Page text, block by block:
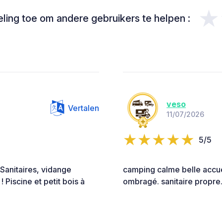
toe om andere gebruikers te helpen :
Vertalen
vidange
Piscine et petit bois à
veso
11/07/2026
5/5
camping calme belle
ombragé. sanitaire